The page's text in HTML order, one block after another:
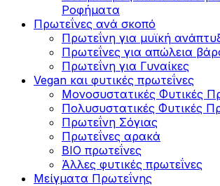
Ροφήματα
Πρωτεΐνες ανά σκοπό
Πρωτεΐνη για μυϊκή
Πρωτεΐνες για απώλεια
Πρωτεΐνη για Γυναίκες
Vegan και φυτικές πρωτεΐνες
Μονοσυστατικές Φυτικές
Πολυσυστατικές Φυτικές
Πρωτεΐνη Σόγιας
Πρωτεΐνες αρακά
ΒIO πρωτεΐνες
Άλλες φυτικές πρωτεΐνες
Μείγματα Πρωτεΐνης